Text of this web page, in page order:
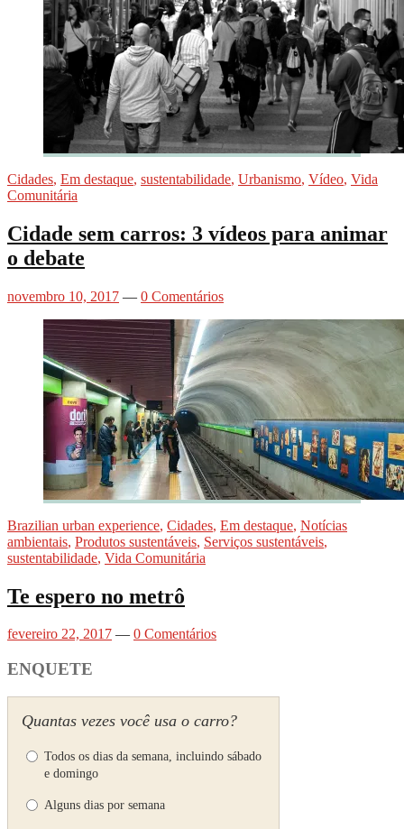
Cidades, Em destaque, sustentabilidade, Urbanismo, Vídeo, Vida
Comunitária
Cidade sem carros: 3 vídeos para animar
o debate
novembro 10, 2017 — 0 Comentários
Brazilian urban experience, Cidades, Em destaque, Notícias
ambientais, Produtos sustentáveis, Serviços sustentáveis,
sustentabilidade, Vida Comunitária
Te espero no metrô
fevereiro 22, 2017 — 0 Comentários
ENQUETE
Quantas vezes você usa o carro?
Todos os dias da semana, incluindo sábado
e domingo
Alguns dias por semana